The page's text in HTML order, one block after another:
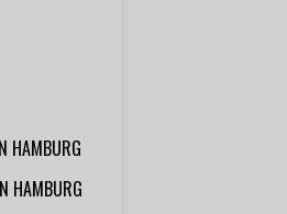
HAMBURG
HAMBURG